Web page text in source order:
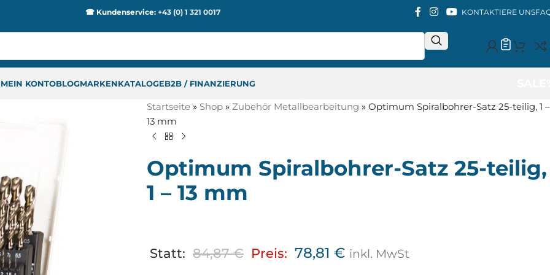
☎ Kundenservice:+43 (0) 1 321 0017 KONTAKTIERE UNS
MEIN KONTOBLOGMARKENKATALOGEB2B / FINANZIERUNG
Startseite » Shop » Zubehör Metallbearbeitung » Optimum Spiralbohrer-Satz 25-teilig, 1 –
13 mm
Optimum Spiralbohrer-Satz 25-teilig,
1 – 13 mm
Statt: 84,87€ Preis: 78,81 € inkl. MwSt